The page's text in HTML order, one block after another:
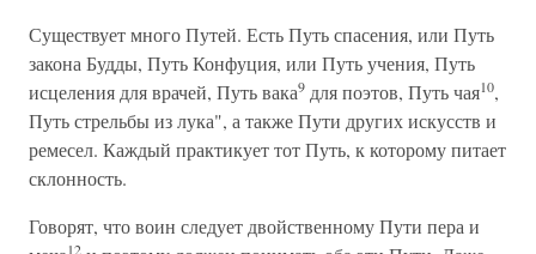
Существует много Путей. Есть Путь спасения, или Путь
закона Будды, Путь Конфуция, или Путь учения, Путь
исцеления для врачей, Путь вака9 для поэтов, Путь чая10,
Путь стрельбы из лука", а также Пути других искусств и
ремесел. Каждый практикует тот Путь, к которому питает
склонность.
Говорят, что воин следует двойственному Пути пера и
12